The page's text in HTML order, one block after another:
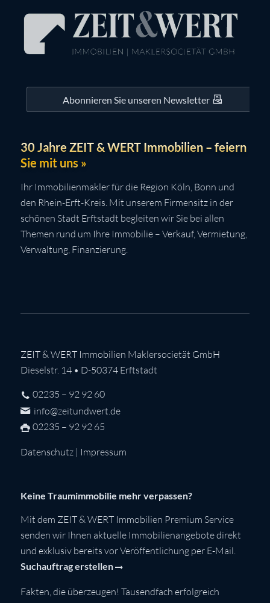
Abonnieren Sie unseren Newsletter
30 Jahre ZEIT & WERT Immobilien – feiern
Sie mit uns »
Ihr Immobilienmakler für die Region Köln, Bonn und
den Rhein-Erft-Kreis. Mit unserem Firmensitz in der
schönen Stadt Erftstadt begleiten wir Sie bei allen
Themen rund um Ihre Immobilie – Verkauf, Vermietung,
Verwaltung, Finanzierung.
ZEIT & WERT Immobilien Maklersocietät GmbH
Dieselstr. 14 • D-50374 Erftstadt
02235 – 92 92 60
info@zeitundwert.de
02235 – 92 92 65
Datenschutz| Impressum
Keine Traumimmobilie mehr verpassen?
Mit dem ZEIT & WERT Immobilien Premium Service
senden wir Ihnen aktuelle Immobilienangebote direkt
und exklusiv bereits vor Veröffentlichung per E-Mail.
Suchauftrag erstellen
Fakten, die überzeugen! Tausendfach erfolgreich